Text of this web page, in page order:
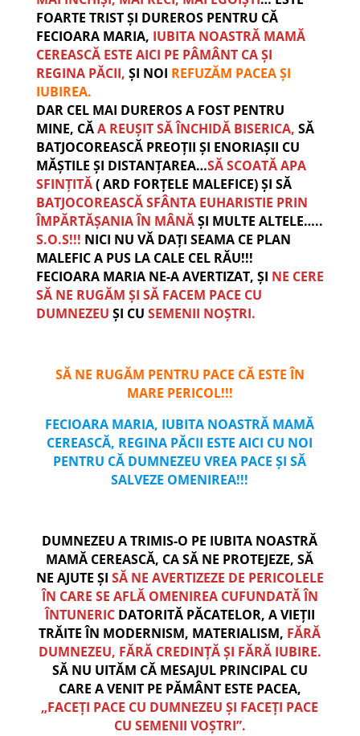
FOARTE TRIST ȘI DUREROS PENTRU CĂ
FECIOARA MARIA, IUBITA NOASTRĂ MAMĂ
CEREASCĂ ESTE AICI PE PÂMÂNT CA ȘI
REGINA PĂCII, ȘI NOI REFUZĂM PACEA ȘI
IUBIREA.
DAR CEL MAI DUREROS A FOST PENTRU
MINE, CĂA REUȘIT SĂ ÎNCHIDĂ BISERICA, SĂ
BATJOCOREASCĂ PREOȚII ȘI ENORIAȘII CU
MĂȘTILE ȘI DISTANȚAREA…SĂ SCOATĂ APA
SFINȚITĂ( ARD FORȚELE MALEFICE) ȘI SĂ
BATJOCOREASCĂ SFÂNTA EUHARISTIE PRIN
ÎMPĂRTĂȘANIA ÎN MÂNĂȘI MULTE ALTELE…..
S.O.S!!! NICI NU VĂ DAȚI SEAMA CE PLAN
MALEFIC A PUS LA CALE CEL RĂU!!!
FECIOARA MARIA NE-A AVERTIZAT, ȘI NE CERE
SĂ NE RUGĂM ȘI SĂ FACEM PACE CU
DUMNEZEU ȘI CU SEMENII NOȘTRI.
SĂ NE RUGĂM PENTRU PACE CĂ ESTE ÎN
MARE PERICOL!!!
FECIOARA MARIA, IUBITA NOASTRĂ MAMĂ
CEREASCĂ, REGINA PĂCII ESTE AICI CU NOI
PENTRU CĂ DUMNEZEU VREA PACE ȘI SĂ
SALVEZE OMENIREA!!!
DUMNEZEU A TRIMIS-O PE IUBITA NOASTRĂ
MAMĂ CEREASCĂ, CA SĂ NE PROTEJEZE, SĂ
NE AJUTE ȘI SĂ NE AVERTIZEZE DE PERICOLELE
ÎN CARE SE AFLĂ OMENIREA CUFUNDATĂ ÎN
ÎNTUNERICDATORITĂ PĂCATELOR, A VIEȚII
TRĂITE ÎN MODERNISM, MATERIALISM, FĂRĂ
DUMNEZEU, FĂRĂ CREDINȚĂ ȘI FĂRĂ IUBIRE.
SĂ NU UITĂM CĂ MESAJUL PRINCIPAL CU
CARE A VENIT PE PĂMÂNT ESTE PACEA,
„FACEȚI PACE CU DUMNEZEU ȘI FACEȚI PACE
CU SEMENII VOȘTRI”.